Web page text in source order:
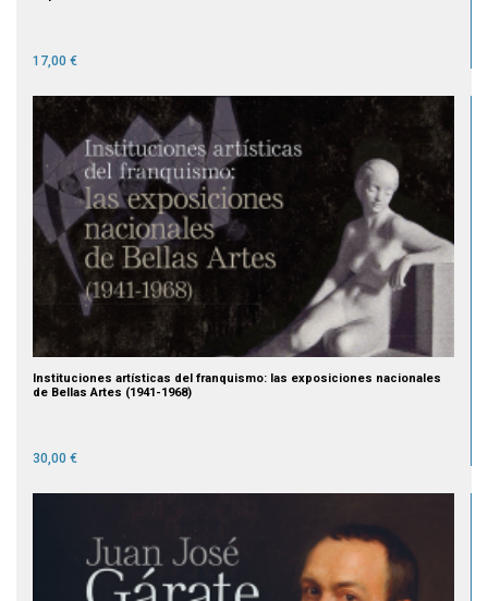
17,00 €
Instituciones artísticas del franquismo: las exposiciones nacionales
de Bellas Artes (1941-1968)
30,00 €